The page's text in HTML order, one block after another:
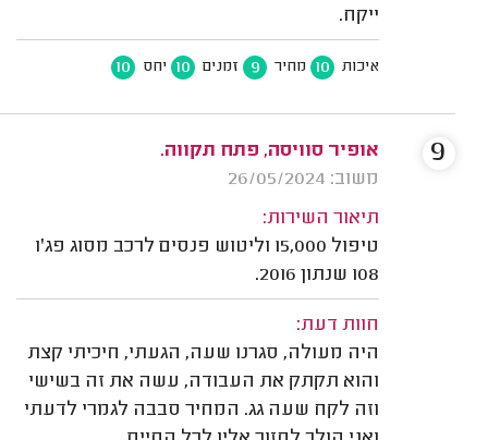
ייקח.
איכות 10 מחיר 9 זמנים 10 יחס 10
אופיר סוויסה, פתח תקווה.
משוב: 26/05/2024
תיאור השירות:
טיפול 15,000 וליטוש פנסים לרכב מסוג פג'ו
108 שנתון 2016.
חוות דעת:
היה מעולה, סגרנו שעה, הגעתי, חיכיתי קצת
והוא תקתק את העבודה, עשה את זה בשישי
וזה לקח שעה גג. המחיר סבבה לגמרי לדעתי
9